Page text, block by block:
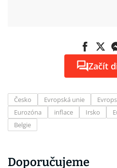
Začít
Česko Evropská unie
Eurozóna
inflace Irsko
Belgie
Doporučujeme